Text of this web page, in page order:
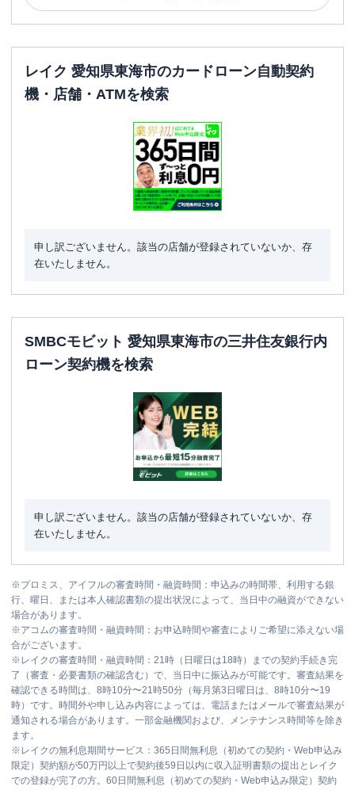
レイク 愛知県東海市のカードローン自動契約
機・店舗・ATMを検索
申し訳ございません。該当の店舗が登録されていないか、存
在いたしません。
SMBCモビット 愛知県東海市の三井住友銀行内
ローン契約機を検索
申し訳ございません。該当の店舗が登録されていないか、存
在いたしません。
※プロミス、アイフルの審査時間・融資時間：申込みの時間帯、利用する銀
行、曜日、または本人確認書類の提出状況によって、当日中の融資ができない
場合があります。
※アコムの審査時間・融資時間：お申込時間や審査によりご希望に添えない場
合がございます。
※ レイクの審査時間・融資時間：21時（日曜日は18時）までの契約手続き完
了（審査・必要書類の確認含む）で、当日中に振込みが可能です。審査結果を
確認できる時間は、8時10分〜21時50分（毎月第3日曜日は、8時10分〜19
時）です。時間外や申し込み内容によっては、電話またはメールで審査結果が
通知される場合があります。一部金融機関および、メンテナンス時間等を除き
ます。
※ レイクの無利息期間サービス：365日間無利息（初めての契約・Web申込み
限定）契約額が50万円以上で契約後59日以内に収入証明書類の提出とレイク
での登録が完了の方。60日間無利息（初めての契約・Web申込み限定）契約